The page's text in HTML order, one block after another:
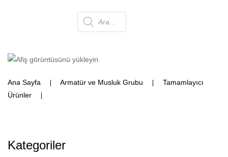
💰 En İyi Fiyatlarla
Armatür ve Musluk Grubu
İç Mekan Çöp Kovaları
Products
Ana Sayfa Armatür ve Musluk Grubu
Tamamlayıcı
Ürünler
Kategoriler